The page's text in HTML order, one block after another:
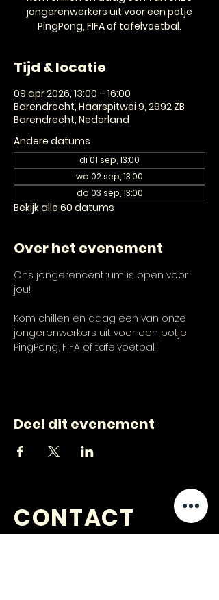
jongerenwerkers uit voor een potje
PingPong, FIFA of tafelvoetbal.
Tijd & locatie
09 apr 2026, 13:00 – 16:00
Barendrecht, Haarspitwei 9, 2992 ZB
Barendrecht, Nederland
Andere datums
di 01 sep, 13:00
wo 02 sep, 13:00
do 03 sep, 13:00
Bekijk alle 60 datums
Over het evenement
Ons jongerencentrum is open voor
jou!
Kom chillen en daag een van onze
jongerenwerkers uit voor een potje
PingPong, FIFA of tafelvoetbal.
Deel dit evenement
CONTACT